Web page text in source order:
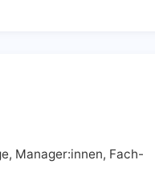
Manager:innen, Fach-